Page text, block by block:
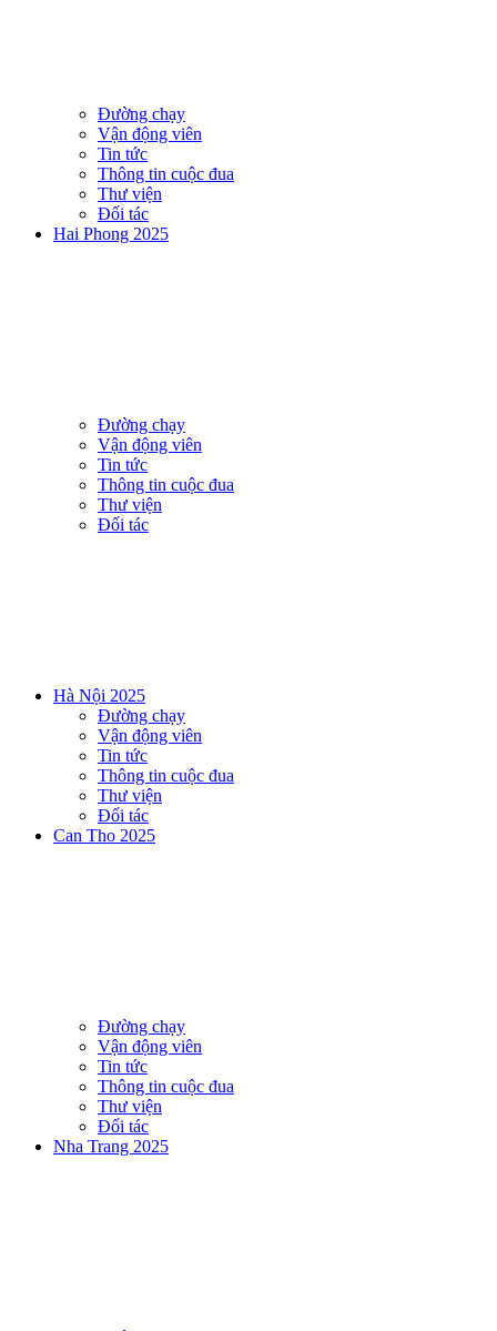
Đường chạy
Vận động viên
Tin tức
Thông tin cuộc đua
Thư viện
Đối tác
Hai Phong 2025
Đường chạy
Vận động viên
Tin tức
Thông tin cuộc đua
Thư viện
Đối tác
Hà Nội 2025
Đường chạy
Vận động viên
Tin tức
Thông tin cuộc đua
Thư viện
Đối tác
Can Tho 2025
Đường chạy
Vận động viên
Tin tức
Thông tin cuộc đua
Thư viện
Đối tác
Nha Trang 2025